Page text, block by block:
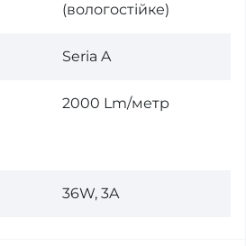
(вологостійке)
Seria A
2000 Lm/метр
36W, 3A